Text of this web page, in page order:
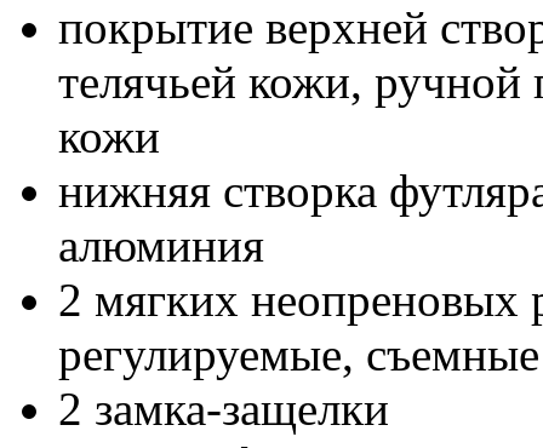
покрытие верхней
телячьей кожи, ручной
кожи
нижняя створка
алюминия
2 мягких неопреновых
регулируемые, съемные
2 замка-защелки